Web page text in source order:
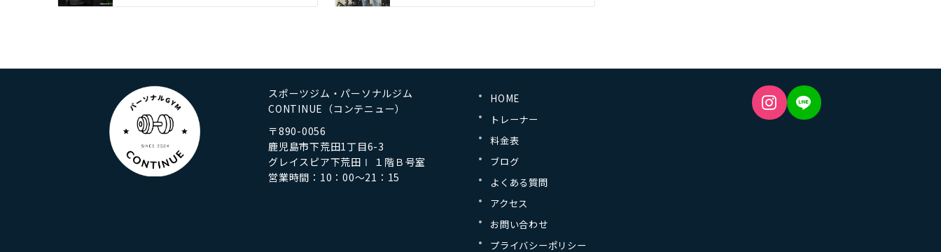
スポーツジム・パーソナルジム
CONTINUE（コンテニュー）
〒890-0056
鹿児島市下荒田1丁目6-3
グレイスピア下荒田Ⅰ １階Ｂ号室
営業時間：10：00～21：15
HOME
トレーナー
料金表
ブログ
よくある質問
アクセス
お問い合わせ
プライバシーポリシー